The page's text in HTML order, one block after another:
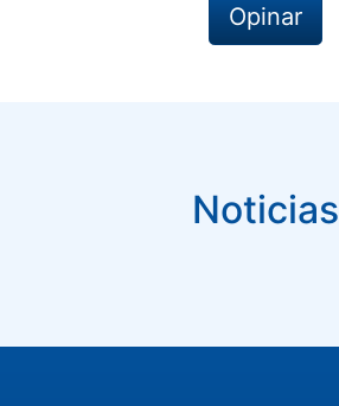
Opinar
Noticias